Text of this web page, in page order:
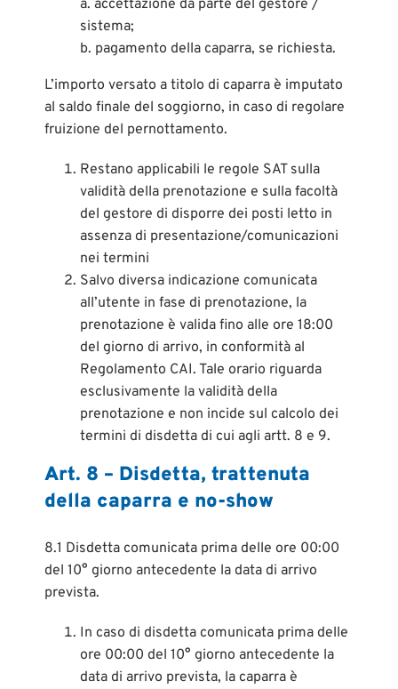
a. accettazione da parte del gestore /
sistema;
b. pagamento della caparra, se richiesta.
L’importo versato a titolo di caparra è imputato
al saldo finale del soggiorno, in caso di regolare
fruizione del pernottamento.
Restano applicabili le regole SAT sulla
validità della prenotazione e sulla facoltà
del gestore di disporre dei posti letto in
assenza di presentazione/comunicazioni
nei termini
Salvo diversa indicazione comunicata
all’utente in fase di prenotazione, la
prenotazione è valida fino alle ore 18:00
del giorno di arrivo, in conformità al
Regolamento CAI. Tale orario riguarda
esclusivamente la validità della
prenotazione e non incide sul calcolo dei
termini di disdetta di cui agli artt. 8 e 9.
Art. 8 – Disdetta, trattenuta
della caparra e no-show
8.1 Disdetta comunicata prima delle ore 00:00
del 10° giorno antecedente la data di arrivo
prevista.
In caso di disdetta comunicata prima delle
ore 00:00 del 10° giorno antecedente la
data di arrivo prevista, la caparra è